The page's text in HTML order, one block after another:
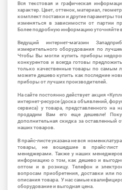
Вся текстовая и графическая
характер. Цвет, оттенок, материал,
комплект поставки и другие параметры
изменяться в зависимости от партии
Более подробную информацию уточняйте
Ведущий интернет-магазин
измерительного оборудования по
Чтобы Вы могли купить приборы
конкурентов и всегда готовы
только качественные товары по самым
можете дешево купить как последние
приборы от лучших производителей.
На сайте постоянно действует акция
интернет-ресурсе (доска объявлений,
сервиса) у товара, представленного
продадим Вам его еще дешевле!
дополнительная скидка за оставленный
наших товаров.
В прайс-листе указана не вся
товары, не вошедшие в прайс-лист
менеджерами. Также у наших
информацию о том, как дешево и
оптом и в розницу. Телефон и
вопросам приобретения, доставки или
описания товара. У нас самые
оборудование и выгодная цена.